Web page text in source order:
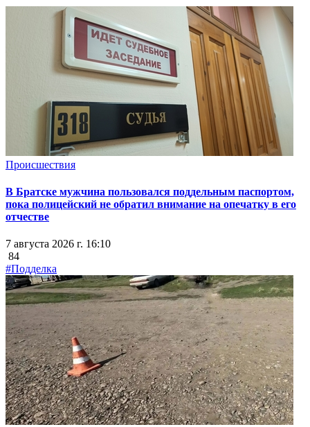
Происшествия
В Братске мужчина пользовался поддельным паспортом,
пока полицейский не обратил внимание на опечатку в его
отчестве
7 августа 2026 г. 16:10
84
#Подделка